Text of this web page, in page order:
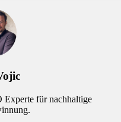
für nachhaltige